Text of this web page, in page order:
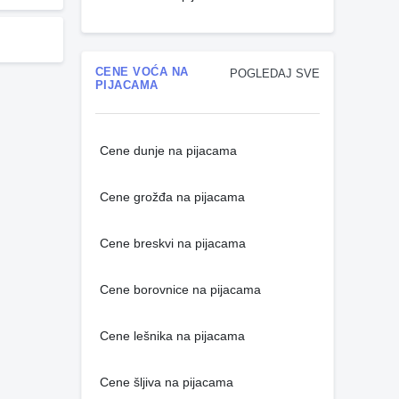
POGLEDAJ SVE
CENE VOĆA NA
PIJACAMA
Cene dunje na pijacama
Cene grožđa na pijacama
Cene breskvi na pijacama
Cene borovnice na pijacama
Cene lešnika na pijacama
Cene šljiva na pijacama